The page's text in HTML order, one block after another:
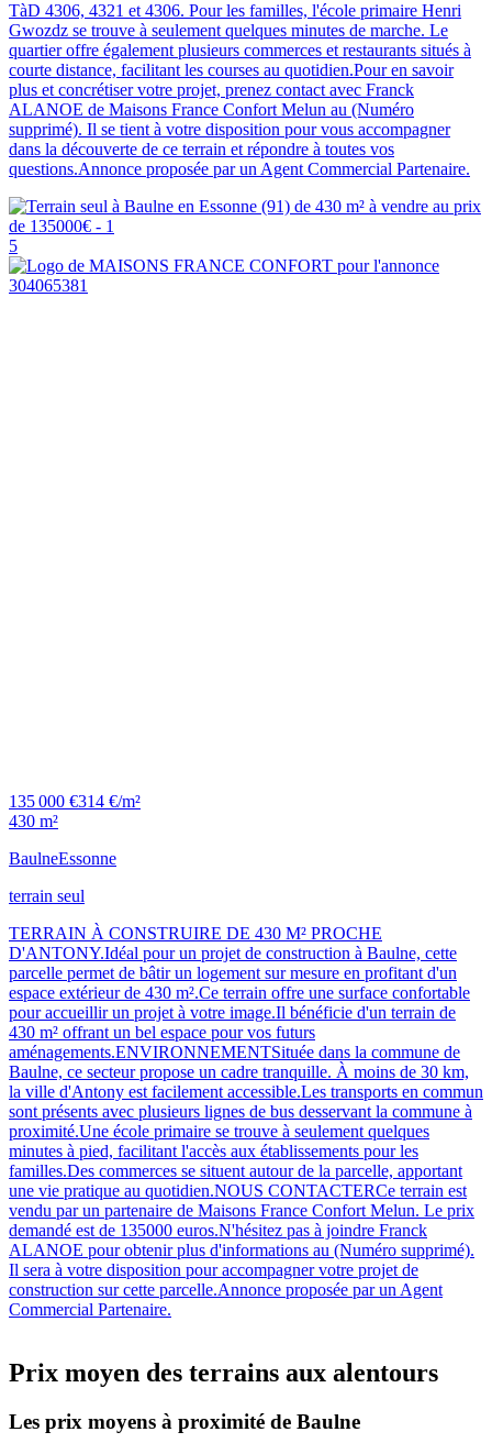
TàD 4306, 4321 et 4306. Pour les familles, l'école primaire Henri
Gwozdz se trouve à seulement quelques minutes de marche. Le
quartier offre également plusieurs commerces et restaurants situés à
courte distance, facilitant les courses au quotidien.Pour en savoir
plus et concrétiser votre projet, prenez contact avec Franck
ALANOE de Maisons France Confort Melun au (Numéro
supprimé). Il se tient à votre disposition pour vous accompagner
dans la découverte de ce terrain et répondre à toutes vos
questions.Annonce proposée par un Agent Commercial Partenaire.
5
135 000 €314 €/m²
430 m²
BaulneEssonne
terrain seul
TERRAIN À CONSTRUIRE DE 430 M² PROCHE
D'ANTONY.Idéal pour un projet de construction à Baulne, cette
parcelle permet de bâtir un logement sur mesure en profitant d'un
espace extérieur de 430 m².Ce terrain offre une surface confortable
pour accueillir un projet à votre image.Il bénéficie d'un terrain de
430 m² offrant un bel espace pour vos futurs
aménagements.ENVIRONNEMENTSituée dans la commune de
Baulne, ce secteur propose un cadre tranquille. À moins de 30 km,
la ville d'Antony est facilement accessible.Les transports en commun
sont présents avec plusieurs lignes de bus desservant la commune à
proximité.Une école primaire se trouve à seulement quelques
minutes à pied, facilitant l'accès aux établissements pour les
familles.Des commerces se situent autour de la parcelle, apportant
une vie pratique au quotidien.NOUS CONTACTERCe terrain est
vendu par un partenaire de Maisons France Confort Melun. Le prix
demandé est de 135000 euros.N'hésitez pas à joindre Franck
ALANOE pour obtenir plus d'informations au (Numéro supprimé).
Il sera à votre disposition pour accompagner votre projet de
construction sur cette parcelle.Annonce proposée par un Agent
Commercial Partenaire.
Prix moyen des terrains aux alentours
Les prix moyens à proximité de Baulne